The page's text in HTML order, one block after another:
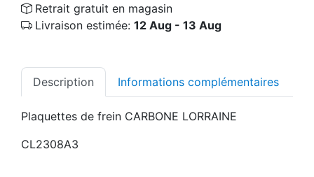
Retrait gratuit en magasin
Livraison estimée: 12 Aug - 13 Aug
Description Informations complémentaires
Plaquettes de frein CARBONE LORRAINE
CL2308A3